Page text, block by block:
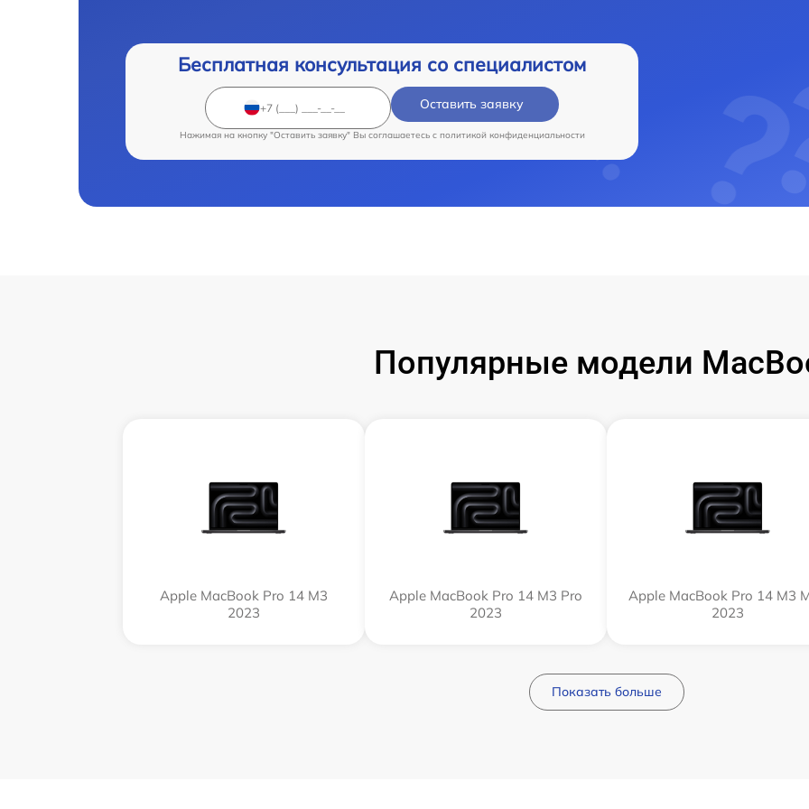
Бесплатная консультация со специалистом
Оставить заявку
Нажимая на кнопку "Оставить заявку" Вы соглашаетесь c политикой конфиденциальности
Популярные модели
Apple MacBook Pro 14 M3
2023
Apple MacBook Pro 14 M3 Pro
2023
Apple MacBook Pro 14 M3
2023
Показать больше